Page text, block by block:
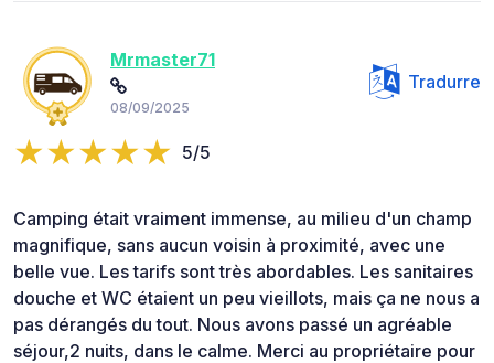
Mrmaster71
08/09/2025
Tradurre
5/5
Camping était vraiment immense, au milieu d'un champ
magnifique, sans aucun voisin à proximité, avec une
belle vue. Les tarifs sont très abordables. Les sanitaires
douche et WC étaient un peu vieillots, mais ça ne nous a
pas dérangés du tout. Nous avons passé un agréable
séjour,2 nuits, dans le calme. Merci au propriétaire pour